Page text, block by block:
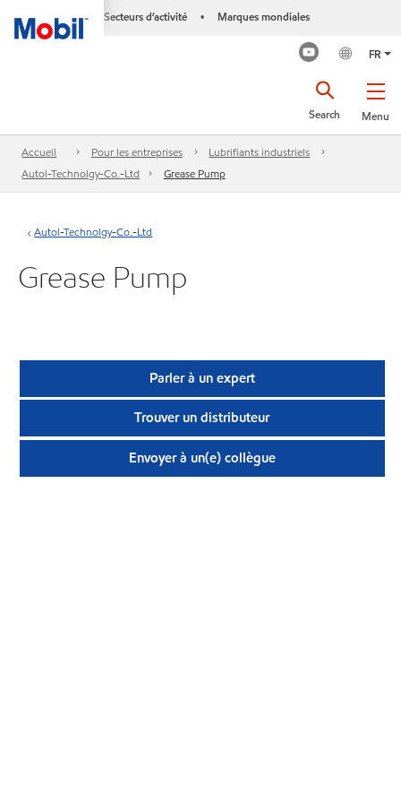
Secteurs d’activité • Marques mondiales
FR
Menu
Search
Accueil Pour les entreprises
Lubrifiants industriels
Autol-Technolgy-Co.-Ltd
Grease Pump
Autol-Technolgy-Co.-Ltd
Grease Pump
Parler à un expert
Trouver un distributeur
Envoyer à un(e) collègue